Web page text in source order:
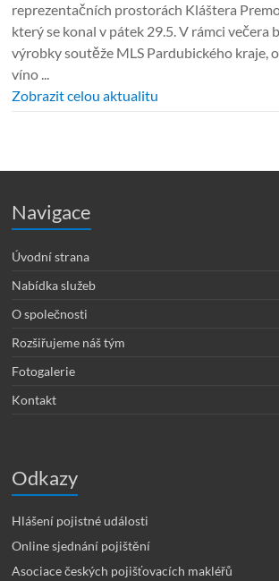
reprezentačních prostorách Kláštera
který se konal v pátek 29.5. V rámci večera
výrobky soutěže MLS Pardubického kraje,
víno ...
Zobrazit celou aktualitu
Navigace
Úvodní strana
Nabídka služeb
O společnosti
Rozšiřujeme náš tým
Fotogalerie
Kontakt
Odkazy
Hlášení pojistné události
Online sjednání pojištění
Asociace českých pojišťovacích makléřů